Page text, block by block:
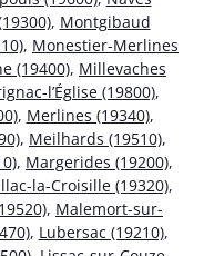
, Montgibaud
, Monestier-Merlines
(19400), Millevaches
l’Église (19800),
, Merlines (19340),
, Meilhards (19510),
, Margerides (19200),
la-Croisille (19320),
, Malemort-sur-
, Lubersac (19210),